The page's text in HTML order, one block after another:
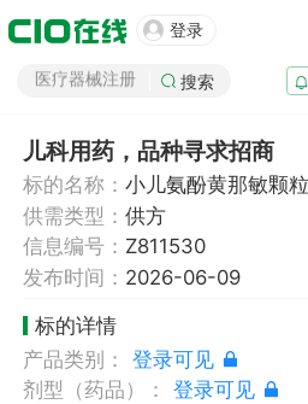
 登录
化妆品注册
医疗器械注册
药品上市后变更
搜索
儿科用药，品种寻求招商
标的名称：小儿氨酚黄那敏颗粒
供需类型：供方
信息编号： Z811530
发布时间： 2026-06-09
标的详情
产品类别： 登录可见
剂型（药品）： 登录可见